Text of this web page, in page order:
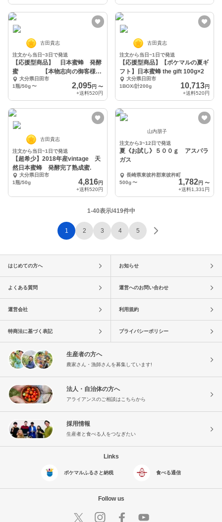
古田貴志
注文から当日~3日で発送
【応援型商品】 日本蜜蜂 発酵
蜜 【本物志向の御客様
へ】大分県日田市
1瓶/50g〜 2,095円 〜
+送料520円
古田貴志
注文から当日~1日で発送
【応援型商品】【ポケマルの夏ギ
フト】日本蜜蜂 the gift 100g×2
大分県日田市
1BOX/計200g
10,713円
+送料520円
古田貴志
注文から当日~1日で発送
【超希少】2018年産vintage 天
然日本蜜蜂 発酵完了熟成蜜.
大分県日田市
1瓶/50g
4,816円
+送料520円
山内朋子
注文から3~12日で発送
夏《お試し》５００ｇ アスパラ
ガス
長崎県東彼杵郡東彼杵町
500g 〜 1,782円 〜
+送料1,331円
1-40表示/419件中
1 2 3 4 5
はじめての方へ お知らせ
よくある質問 運営へのお問い合わせ
運営会社 利用規約
特商法に基づく表記 プライバシーポリシー
生産者の方へ
農家さん・漁師さんを募集しています!
法人・自治体の方へ
アライアンスのご相談はこちらから
採用情報
生産者と食べる人をつなぎたい
Links
ポケマルふるさと納税 食べる通信
Follow us